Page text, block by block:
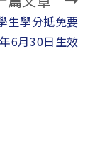
生學分抵免要
6月30日生效